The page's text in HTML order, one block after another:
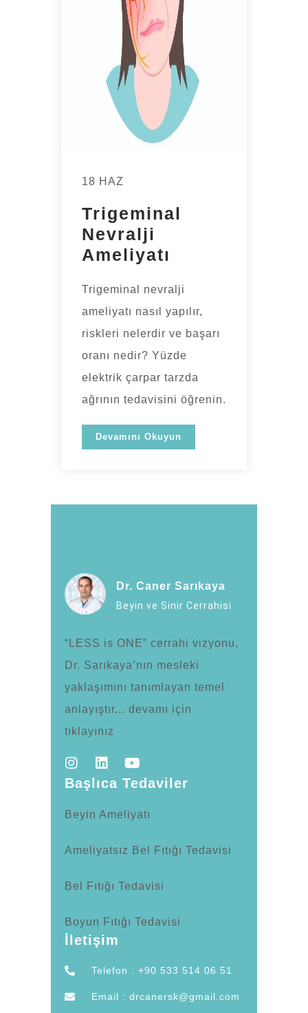
18 HAZ
Trigeminal
Nevralji
Ameliyatı
Trigeminal nevralji
ameliyatı nasıl yapılır,
riskleri nelerdir ve başarı
oranı nedir? Yüzde
elektrik çarpar tarzda
ağrının tedavisini öğrenin.
Devamını Okuyun
Dr. Caner Sarıkaya
Beyin ve Sinir Cerrahisi
“LESS is ONE” cerrahi vizyonu,
Dr. Sarıkaya’nın mesleki
yaklaşımını tanımlayan temel
anlayıştır... devamı için
tıklayınız
Başlıca Tedaviler
Beyin Ameliyatı
Ameliyatsız Bel Fıtığı Tedavisi
Bel Fıtığı Tedavisi
Boyun Fıtığı Tedavisi
İletişim
Telefon : +90 533 514 06 51
Email : drcanersk@gmail.com